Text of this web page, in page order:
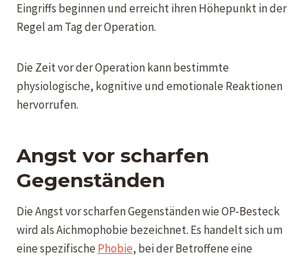
Eingriffs beginnen und erreicht ihren Höhepunkt in der
Regel am Tag der Operation.
Die Zeit vor der Operation kann bestimmte
physiologische, kognitive und emotionale Reaktionen
hervorrufen.
Angst vor scharfen
Gegenständen
Die Angst vor scharfen Gegenständen wie OP-Besteck
wird als Aichmophobie bezeichnet. Es handelt sich um
eine spezifische Phobie, bei der Betroffene eine